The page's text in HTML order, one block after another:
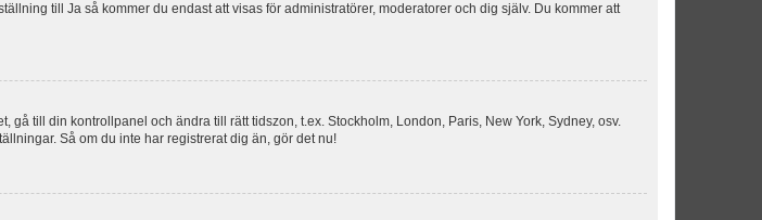
till Ja så kommer du endast att visas för administratörer, moderatorer och dig själv. Du kommer att
till din kontrollpanel och ändra till rätt tidszon, t.ex. Stockholm, London, Paris, New York, Sydney, osv.
Så om du inte har registrerat dig än, gör det nu!